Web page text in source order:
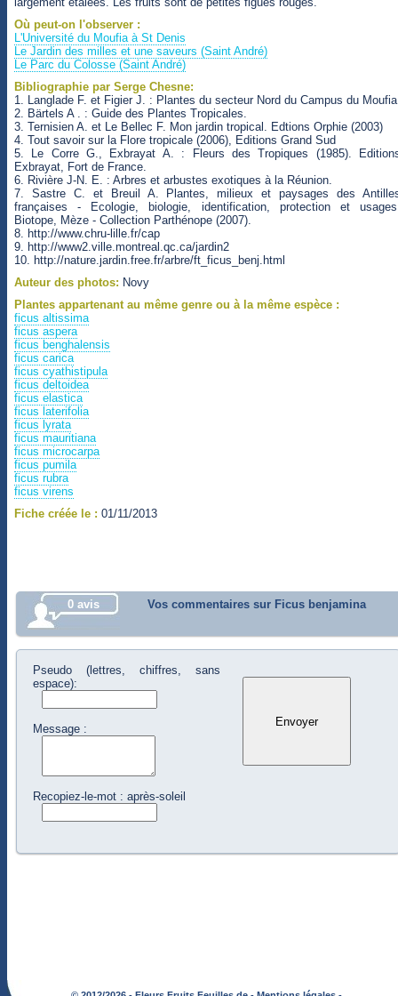
Où peut-on l'observer :
L'Université du Moufia à St Denis
Le Jardin des milles et une saveurs (Saint André)
Le Parc du Colosse (Saint André)
Bibliographie par Serge Chesne:
1. Langlade F. et Figier J. : Plantes du secteur Nord du Campus du
2. Bärtels A . : Guide des Plantes Tropicales.
3. Ternisien A. et Le Bellec F. Mon jardin tropical. Edtions Orphie (2003)
4. Tout savoir sur la Flore tropicale (2006), Editions Grand Sud
5. Le Corre G., Exbrayat A. : Fleurs des Tropiques (1985).
Exbrayat, Fort de France.
6. Rivière J-N. E. : Arbres et arbustes exotiques à la Réunion.
7. Sastre C. et Breuil A. Plantes, milieux et paysages des
françaises - Ecologie, biologie, identification, protection et
Biotope, Mèze - Collection Parthénope (2007).
8. http://www.chru-lille.fr/cap
9. http://www2.ville.montreal.qc.ca/jardin2
10. http://nature.jardin.free.fr/arbre/ft_ficus_benj.html
Auteur des photos: Novy
Plantes appartenant au même genre ou à la même espèce :
ficus altissima
ficus aspera
ficus benghalensis
ficus carica
ficus cyathistipula
ficus deltoidea
ficus elastica
ficus laterifolia
ficus lyrata
ficus mauritiana
ficus microcarpa
ficus pumila
ficus rubra
ficus virens
Fiche créée le : 01/11/2013
0 avis Vos commentaires sur Ficus benjamina
Pseudo (lettres, chiffres, sans
espace):
Message :
Recopiez-le-mot : après-soleil